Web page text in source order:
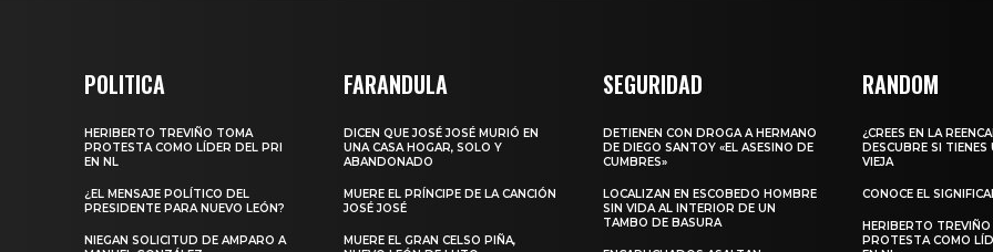
POLITICA
HERIBERTO TREVIÑO TOMA
PROTESTA COMO LÍDER DEL PRI
EN NL
¿EL MENSAJE POLÍTICO DEL
PRESIDENTE PARA NUEVO LEÓN?
NIEGAN SOLICITUD DE AMPARO A
FARANDULA
DICEN QUE JOSÉ JOSÉ MURIÓ EN
UNA CASA HOGAR, SOLO Y
ABANDONADO
MUERE EL PRÍNCIPE DE LA CANCIÓN
JOSÉ JOSÉ
MUERE EL GRAN CELSO PIÑA,
SEGURIDAD
DETIENEN CON DROGA A HERMANO
DE DIEGO SANTOY «EL ASESINO DE
CUMBRES»
LOCALIZAN EN ESCOBEDO HOMBRE
SIN VIDA AL INTERIOR DE UN
TAMBO DE BASURA
RANDOM
¿CREES EN LA
DESCUBRE SI TIENES
VIEJA
CONOCE EL
HERIBERTO
PROTESTA COMO